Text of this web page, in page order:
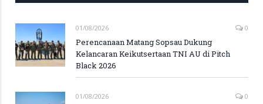
01/08/2026 0
Perencanaan Matang Sopsau Dukung
Kelancaran Keikutsertaan TNI AU di Pitch
Black 2026
01/08/2026 0